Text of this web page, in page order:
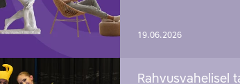
19.06.2026
Rahvusvahelisel